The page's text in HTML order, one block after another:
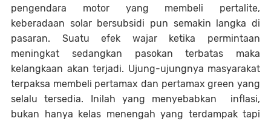
pengendara motor yang membeli pertalite,
keberadaan solar bersubsidi pun semakin langka di
pasaran. Suatu efek wajar ketika permintaan
meningkat sedangkan pasokan terbatas maka
kelangkaan akan terjadi. Ujung-ujungnya masyarakat
terpaksa membeli pertamax dan pertamax green yang
selalu tersedia. Inilah yang menyebabkan inflasi,
bukan hanya kelas menengah yang terdampak tapi